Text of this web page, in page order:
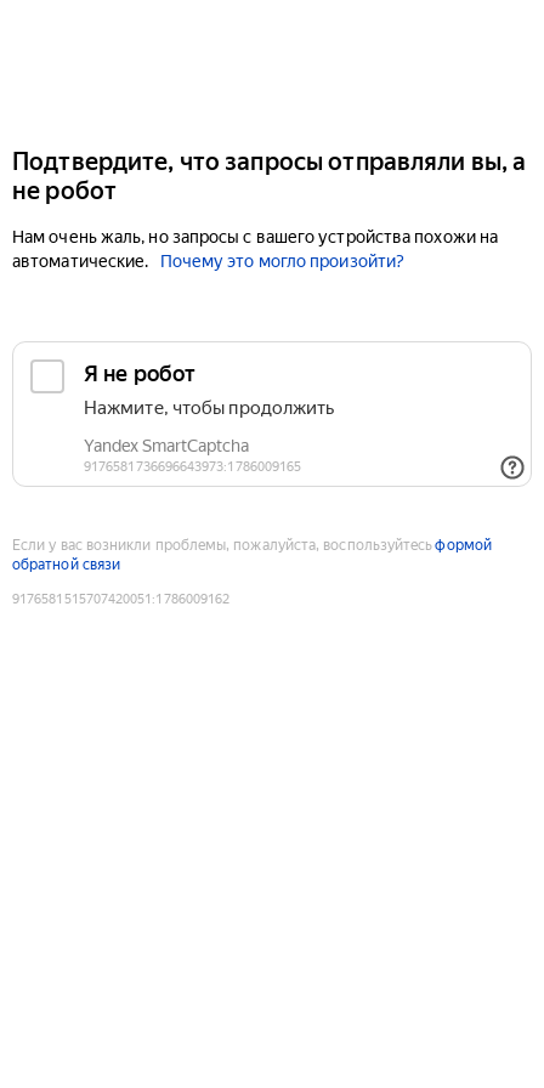
Подтвердите, что запросы отправляли вы, а
не робот
Нам очень жаль, но запросы с вашего устройства похожи на
автоматические.
Почему это могло произойти?
Если у вас возникли проблемы, пожалуйста, воспользуйтесьформой
обратной связи
9176581515707420051 :1786009162